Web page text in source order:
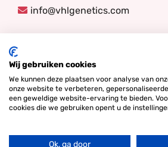
info@vhlgenetics.com
Volg ons
Wij gebruiken cookies
We kunnen deze plaatsen voor analyse van
onze website te verbeteren,
een geweldige website-ervaring te bieden.
cookies die we gebruiken opent u de
Ok, ga door